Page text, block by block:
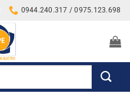
0944.240.317 / 0975.123.698